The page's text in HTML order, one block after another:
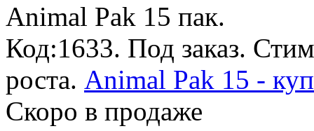
Animal Pak 15 пак.
Код:1633. Под заказ.
роста. Animal Pak 15 -
Скоро в продаже